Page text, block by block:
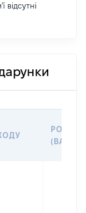
відсутні
РОЗМІР